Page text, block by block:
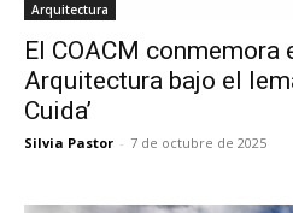
Arquitectura
El COACM
Arquitectura bajo el
Cuida’
Silvia Pastor - 7 de octubre de 2025